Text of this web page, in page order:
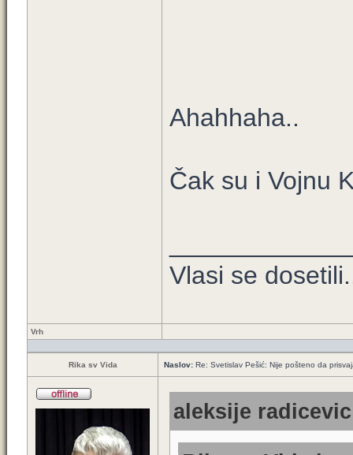
Ahahhaha..
Čak su i Vojnu
Vlasi se
Vrh
Rika sv Vida Naslov: Re: Svetislav Pešić: Nije pošteno da
aleksije